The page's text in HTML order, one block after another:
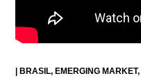
BRASIL EMERGING MARKET